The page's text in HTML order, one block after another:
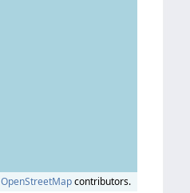
OpenStreetMapcontributors.